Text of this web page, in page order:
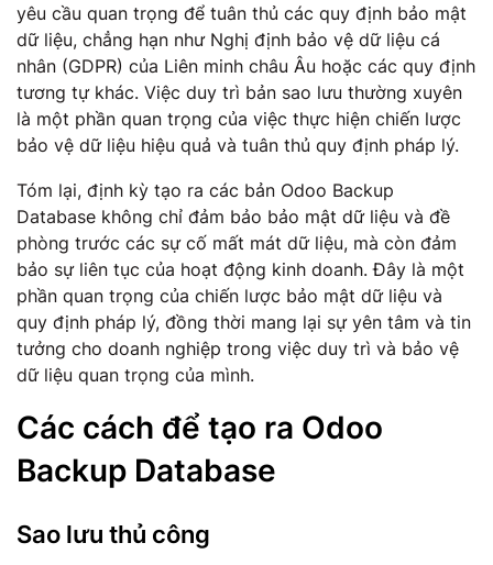
yêu cầu quan trọng để tuân thủ các quy định bảo mật
dữ liệu, chẳng hạn như Nghị định bảo vệ dữ liệu cá
nhân (GDPR) của Liên minh châu Âu hoặc các quy định
tương tự khác. Việc duy trì bản sao lưu thường xuyên
là một phần quan trọng của việc thực hiện chiến lược
bảo vệ dữ liệu hiệu quả và tuân thủ quy định pháp lý.
Tóm lại, định kỳ tạo ra các bản Odoo Backup
Database không chỉ đảm bảo bảo mật dữ liệu và đề
phòng trước các sự cố mất mát dữ liệu, mà còn đảm
bảo sự liên tục của hoạt động kinh doanh. Đây là một
phần quan trọng của chiến lược bảo mật dữ liệu và
quy định pháp lý, đồng thời mang lại sự yên tâm và tin
tưởng cho doanh nghiệp trong việc duy trì và bảo vệ
dữ liệu quan trọng của mình.
Các cách để tạo ra Odoo
Backup Database
Sao lưu thủ công